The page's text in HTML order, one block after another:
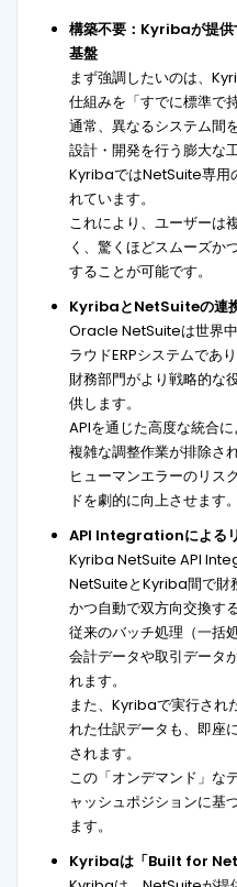
構築不要：Kyribaが提
基盤
まず強調したいのは、
仕組みを「すでに標準で
通常、異なるシステム間
設計・開発を行う膨大な
KyribaではNetSuite専用
れています。
これにより、ユーザーは
く、驚くほどスムーズか
することが可能です。
KyribaとNetSuiteの連
Oracle NetSuiteは世界
ラウドERPシステムであ
財務部門がより戦略的な
供します。
APIを通じた高度な統合
複雑な調整作業が排除され
ヒューマンエラーのリス
ドを劇的に向上させます。
API Integrationによるリ
Kyriba NetSuite API
NetSuiteとKyriba間で財
かつ自動で双方向交換す
従来のバッチ処理（一括
会計データや取引データ
れます。
また、Kyribaで実行され
れた仕訳データも、即座
されます。
この「オンデマンド」な
ャッシュポジションに基
ます。
Kyribaは「Built for